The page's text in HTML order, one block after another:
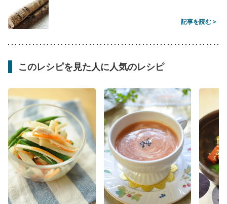
記事を読む >
このレシピを見た人に人気のレシピ